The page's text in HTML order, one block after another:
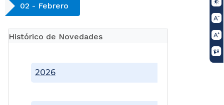
02 - Febrero
Histórico de Novedades
2026